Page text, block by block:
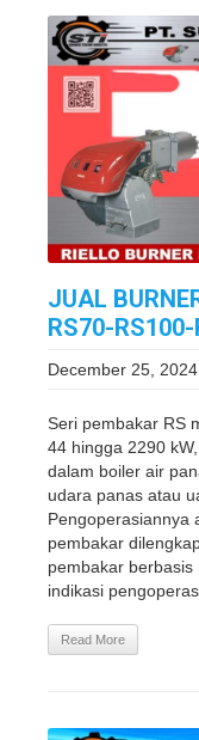
JUAL
RS70-
December 25, 2024
Seri pembakar RS
44 hingga 2290
dalam boiler air
udara panas atau
Pengoperasiannya
pembakar
pembakar
indikasi
Read More